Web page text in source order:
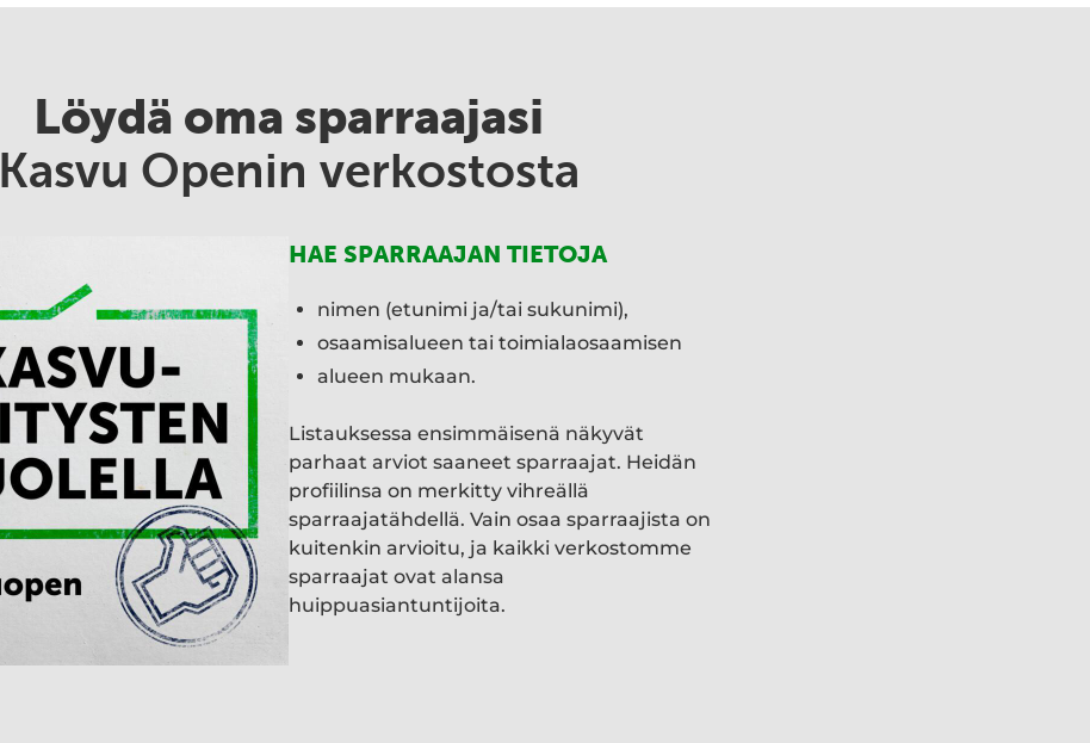
Löydä oma sparraajasi
Kasvu Openin verkostosta
HAE SPARRAAJAN TIETOJA
nimen (etunimi ja/tai sukunimi),
osaamisalueen tai toimialaosaamisen
alueen mukaan.
Listauksessa ensimmäisenä näkyvät
parhaat arviot saaneet sparraajat. Heidän
profiilinsa on merkitty vihreällä
sparraajatähdellä. Vain osaa sparraajista on
kuitenkin arvioitu, ja kaikki verkostomme
sparraajat ovat alansa
huippuasiantuntijoita.